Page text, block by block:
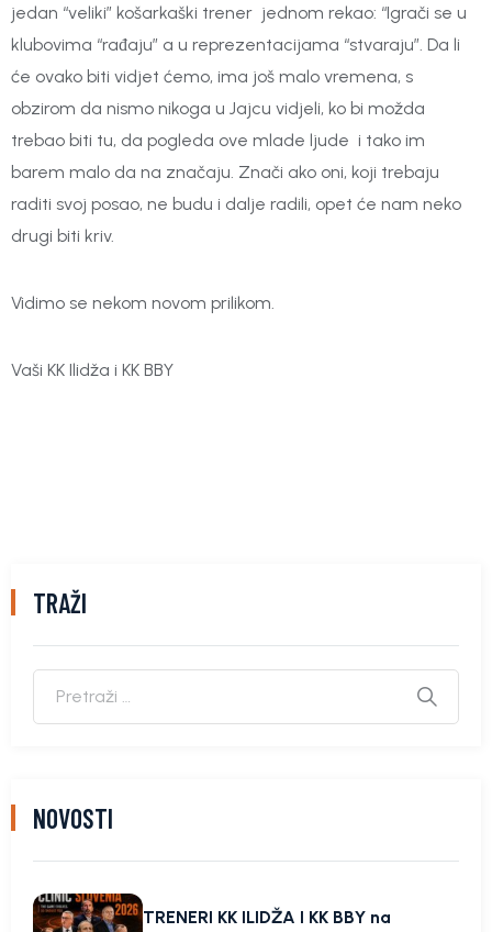
jedan “veliki” košarkaški trener jednom rekao: “Igrači se u
klubovima “rađaju” a u reprezentacijama “stvaraju”. Da li
će ovako biti vidjet ćemo, ima još malo vremena, s
obzirom da nismo nikoga u Jajcu vidjeli, ko bi možda
trebao biti tu, da pogleda ove mlade ljude i tako im
barem malo da na značaju. Znači ako oni, koji trebaju
raditi svoj posao, ne budu i dalje radili, opet će nam neko
drugi biti kriv.
Vidimo se nekom novom prilikom.
Vaši KK Ilidža i KK BBY
TRAŽI
NOVOSTI
TRENERI KK ILIDŽA I KK BBY na